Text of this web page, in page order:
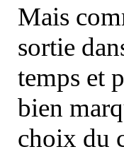
Mais
sortie
temps et
bien
choix du